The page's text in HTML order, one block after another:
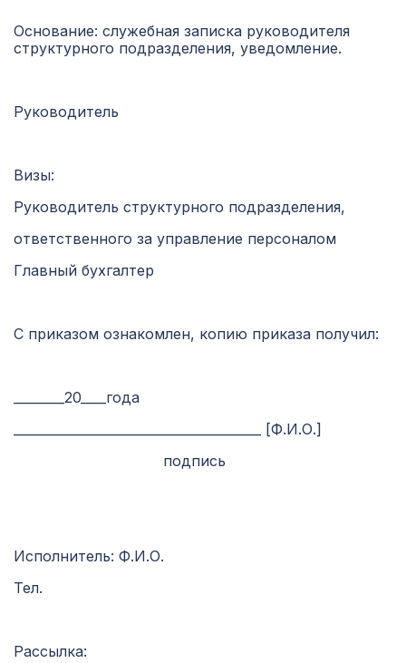
Основание: служебная записка руководителя
структурного подразделения, уведомление.
Руководитель
Визы:
Руководитель структурного подразделения,
ответственного за управление персоналом
Главный бухгалтер
С приказом ознакомлен, копию приказа получил:
________20____года
_______________________________________ [Ф.И.О.]
подпись
Исполнитель: Ф.И.О.
Тел.
Рассылка: